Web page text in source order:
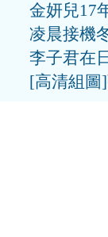
金妍兒17
凌晨接機
李子君在
[高清組圖